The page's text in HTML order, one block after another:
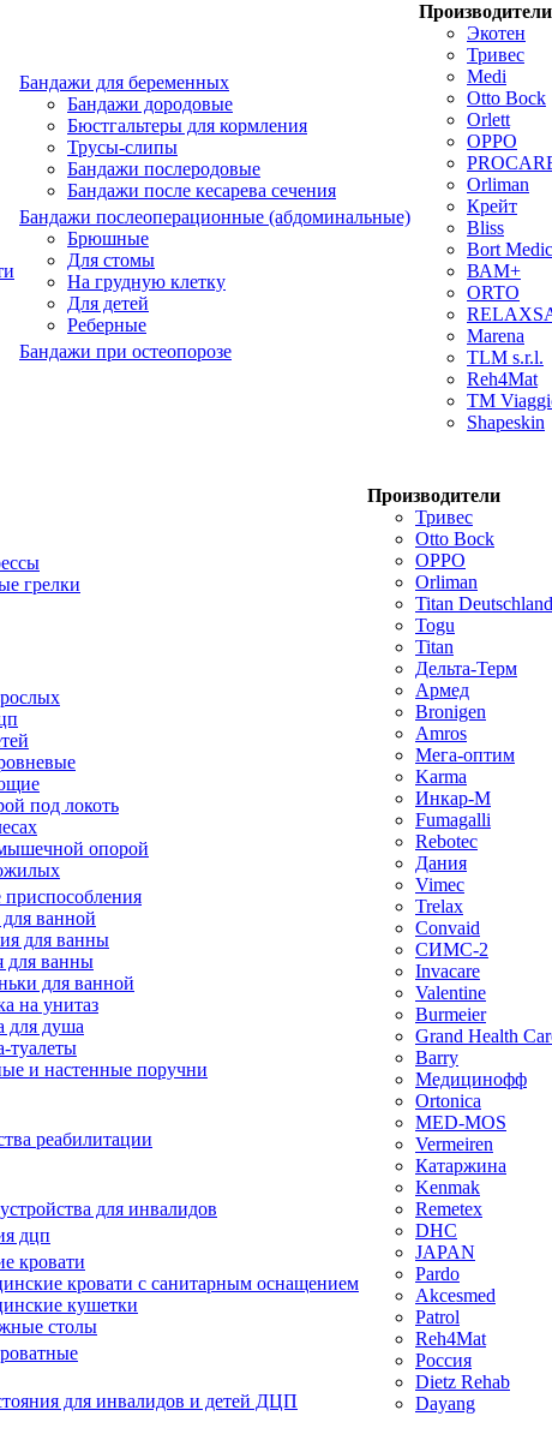
Бандажи для беременных
Бандажи дородовые
Бюстгальтеры для кормления
Трусы-слипы
Бандажи послеродовые
Бандажи после кесарева сечения
Бандажи послеоперационные (абдоминальные)
Брюшные
Для стомы
На грудную клетку
Для детей
Реберные
Бандажи при остеопорозе
Производители
Экотен
Тривес
Medi
Otto Bock
Orlett
OPPO
Orliman
Крейт
Bliss
Bort
ВАМ+
ORTO
Marena
TLM s.r.l.
Reh4Mat
TM
Shapeskin
грелки
под локоть
опорой
ванной
для ванны
для ванны
для ванной
на унитаз
для душа
туалеты
и настенные поручни
реабилитации
для инвалидов
дцп
кровати
кровати с санитарным оснащением
кушетки
столы
для инвалидов и детей ДЦП
Производители
Тривес
Otto Bock
OPPO
Orliman
Titan
Togu
Titan
Дельта-Терм
Армед
Bronigen
Amros
Мега-оптим
Karma
Инкар-М
Fumagalli
Rebotec
Дания
Vimec
Trelax
Convaid
СИМС-2
Invacare
Valentine
Burmeier
Grand Health
Barry
Медицинофф
Ortonica
MED-MOS
Vermeiren
Катаржина
Kenmak
Remetex
DHC
JAPAN
Pardo
Akcesmed
Patrol
Reh4Mat
Россия
Dietz Rehab
Dayang